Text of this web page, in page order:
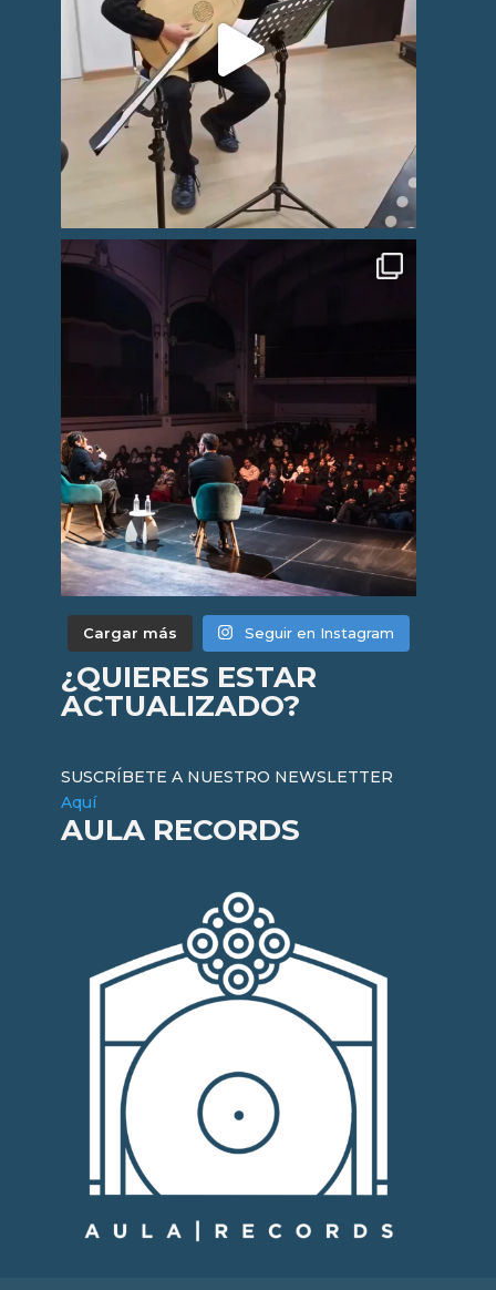
Cargar más Seguir en Instagram
¿QUIERES ESTAR
ACTUALIZADO?
SUSCRÍBETE A NUESTRO NEWSLETTER
Aquí
AULA RECORDS